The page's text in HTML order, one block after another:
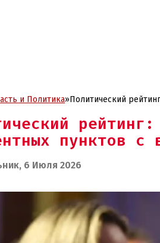
и Политика»
пунктов с
6 Июля 2026